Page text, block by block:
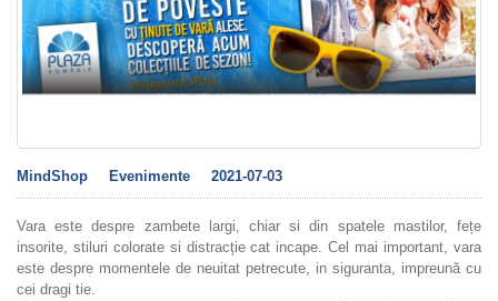
MindShop Evenimente 2021-07-03
Vara este despre zambete largi, chiar si din spatele mastilor, fețe
insorite, stiluri colorate si distracție cat incape. Cel mai important, vara
este despre momentele de neuitat petrecute, in siguranta, impreună cu
cei dragi tie.